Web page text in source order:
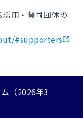
用・賛同団体の
#supporters
（2026年3